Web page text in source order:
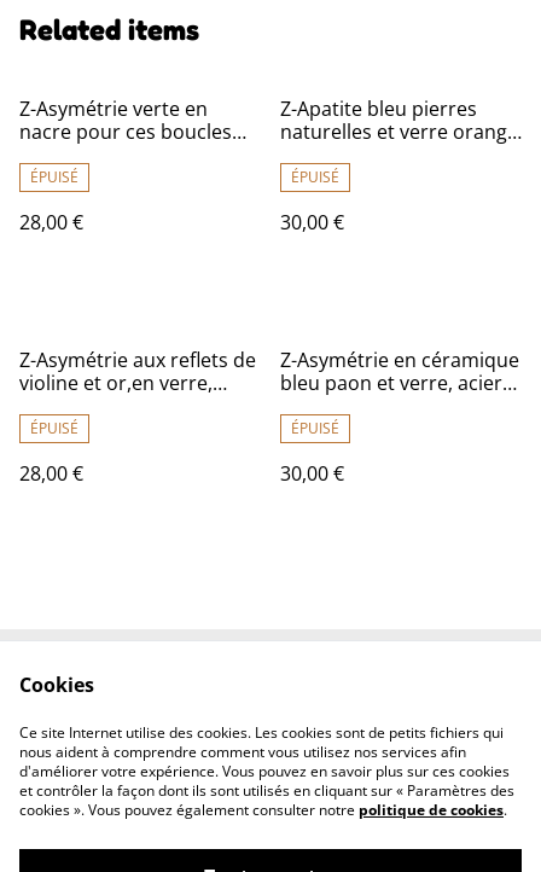
Related items
Z-Asymétrie verte en
nacre pour ces boucles
-sans nickel, pièce unique
ÉPUISÉ
28,00 €
Z-Apatite bleu pierres
naturelles et verre orange
originales, acier
inoxydable doré -sans
nickel, pièce unique
ÉPUISÉ
30,00 €
Z-Asymétrie aux reflets de
violine et or,en verre,
sans nickel, pièce unique
ÉPUISÉ
28,00 €
Z-Asymétrie en céramique
bleu paon et verre, acier
nickel pièce unique
ÉPUISÉ
30,00 €
Politique de
confidentialité
Politique de cookies
Cookies
Ce site Internet utilise des cookies. Les cookies sont de petits fichiers qui
nous aident à comprendre comment vous utilisez nos services afin
d'améliorer votre expérience. Vous pouvez en savoir plus sur ces cookies
et contrôler la façon dont ils sont utilisés en cliquant sur « Paramètres des
cookies ». Vous pouvez également consulter notre politique de cookies.